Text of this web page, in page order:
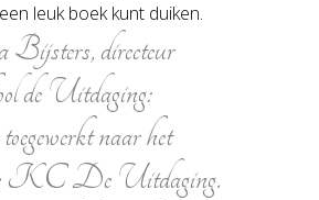
leuk boek kunt duiken.
Bijsters, directeur
de Uitdaging:
naar het
KC De Uitdaging.